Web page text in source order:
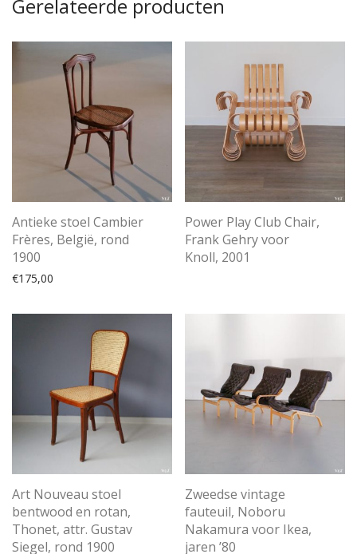
Gerelateerde producten
Antieke stoel Cambier
Frères, België, rond
1900
€175,00
Power Play Club Chair,
Frank Gehry voor
Knoll, 2001
Art Nouveau stoel
bentwood en rotan,
Thonet, attr. Gustav
Siegel, rond 1900
Zweedse vintage
fauteuil, Noboru
Nakamura voor Ikea,
jaren ’80